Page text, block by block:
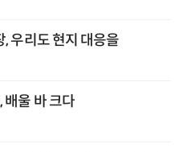
, 우리도 현지 대응을
배울 바 크다